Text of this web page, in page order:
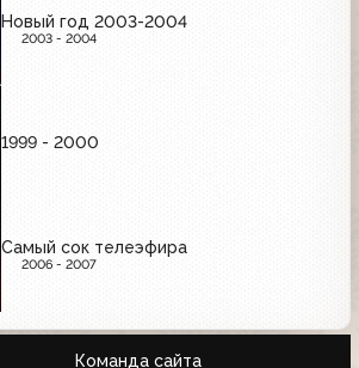
Новый год 2003-2004
2003 - 2004
1999 - 2000
Самый сок телеэфира
2006 - 2007
Команда сайта